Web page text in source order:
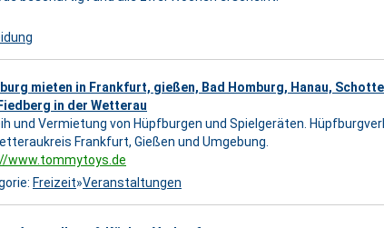
mieten in Frankfurt, gießen, Bad Homburg, Hanau,
in der Wetterau
und Vermietung von Hüpfburgen und Spielgeräten.
Frankfurt, Gießen und Umgebung.
www.tommytoys.de
Freizeit»Veranstaltungen